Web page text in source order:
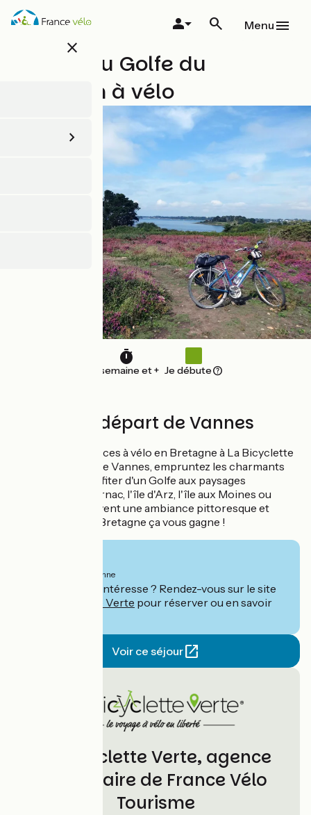
Aller
au
close
Menu
Le Tour du Golfe du
Morbihan à vélo
1 semaine et + Je débute
8 jours au départ de Vannes
Confiez vos vacances à vélo en Bretagne à La Bicyclette
Verte. Au départ de Vannes, empruntez les charmants
sentiers pour profiter d'un Golfe aux paysages
remarquables. Carnac, l'île d'Arz, l'île aux Moines ou
Auray vous réservent une ambiance pittoresque et
ressourçante. La Bretagne ça vous gagne !
par personne
Ce séjour vous intéresse ? Rendez-vous sur le site
La Bicyclette Verte pour réserver ou en savoir
Voir ce séjour
La Bicyclette Verte, agence
partenaire de France Vélo
Tourisme